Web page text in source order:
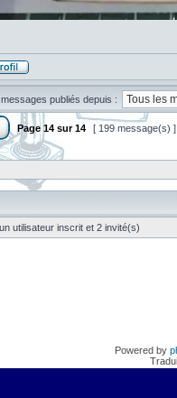
publiés depuis :
Page 14 sur14 [ 199 message(s)
utilisateur inscrit et 2 invité(s)
Powered by